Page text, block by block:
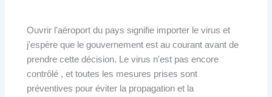
Ouvrir l'aéroport du pays signifie importer le virus et
j'espère que le gouvernement est au courant avant de
prendre cette décision. Le virus n'est pas encore
contrôlé , et toutes les mesures prises sont
préventives pour éviter la propagation et la